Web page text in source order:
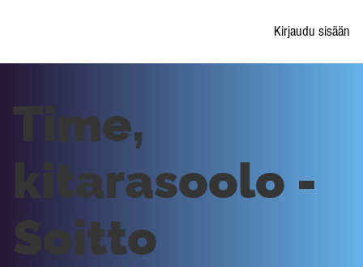
Kirjaudu sisään
Time,
kitarasoolo -
Soitto